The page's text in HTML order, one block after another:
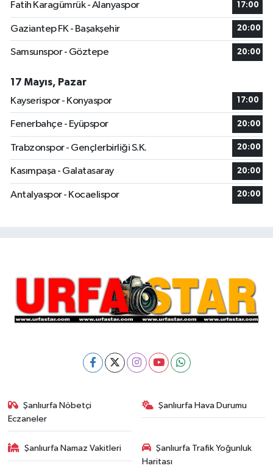
Fatih Karagümrük - Alanyaspor
17:00
Gaziantep FK - Başakşehir 20:00
Samsunspor - Göztepe 20:00
17 Mayıs, Pazar
Kayserispor - Konyaspor
17:00
Fenerbahçe - Eyüpspor 20:00
Trabzonspor - Gençlerbirliği S.K. 20:00
Kasımpaşa - Galatasaray 20:00
Antalyaspor - Kocaelispor 20:00
Şanlıurfa Nöbetçi
Eczaneler
Şanlıurfa Hava Durumu
Şanlıurfa Namaz Vakitleri
Şanlıurfa Trafik Yoğunluk
Haritası